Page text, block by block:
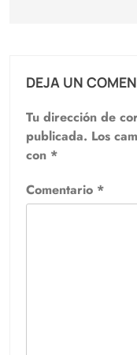
DEJA UN
Tu dirección de
publicada. Los
con *
Comentario *